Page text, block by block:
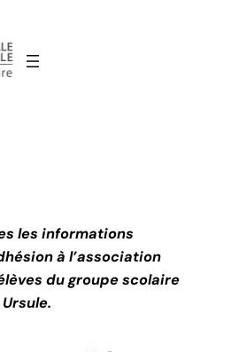
les informations
à l’association
du groupe scolaire